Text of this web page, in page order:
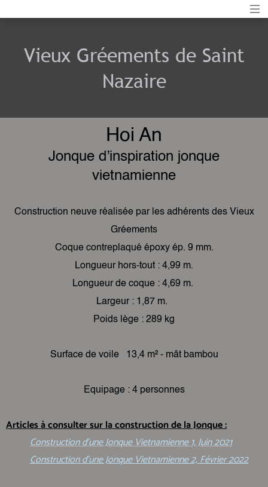
Vieux Gréements de Saint
Nazaire
Hoi An
Jonque d’inspiration jonque
vietnamienne
Construction neuve réalisée par les adhérents des Vieux
Gréements
Coque contreplaqué époxy ép. 9 mm.
Longueur hors-tout : 4,99 m.
Longueur de coque : 4,69 m.
Largeur : 1,87 m.
Poids lège : 289 kg
Surface de voile 13,4 m² - mât bambou
Equipage : 4 personnes
Articles à consulter sur la construction de la Jonque :
Construction d'une Jonque Vietnamienne 1, Juin 2021
Construction d'une Jonque Vietnamienne 2, Février 2022